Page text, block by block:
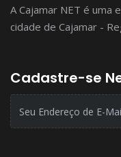
A Cajamar NET é uma
cidade de Cajamar -
Cadastre-se